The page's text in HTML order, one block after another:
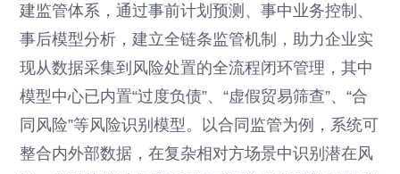
建监管体系，通过事前计划预测、事中业务控制、
事后模型分析，建立全链条监管机制，助力企业实
现从数据采集到风险处置的全流程闭环管理，其中
模型中心已内置“过度负债”、“虚假贸易筛查”、“合
同风险”等风险识别模型。以合同监管为例，系统可
整合内外部数据，在复杂相对方场景中识别潜在风